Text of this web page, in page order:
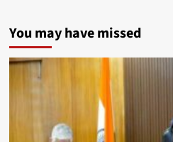
You may have missed